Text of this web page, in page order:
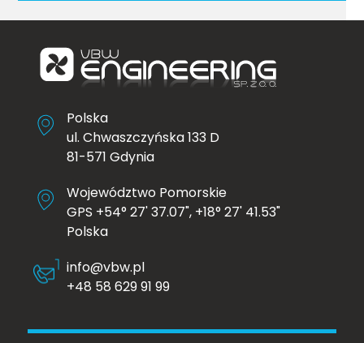
Polska
ul. Chwaszczyńska 133 D
81-571 Gdynia
Województwo Pomorskie
GPS +54° 27' 37.07", +18° 27' 41.53"
Polska
info@vbw.pl
+48 58 629 91 99